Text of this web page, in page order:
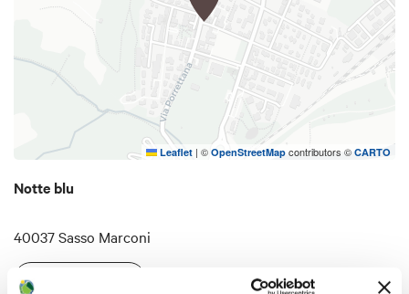
Leaflet | © OpenStreetMap contributors © CARTO
Notte blu
40037 Sasso Marconi
COME ARRIVARE